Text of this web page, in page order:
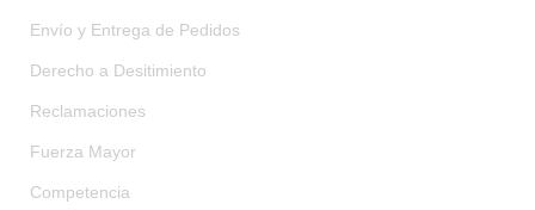
Envío y Entrega de Pedidos
Derecho a Desitimiento
Reclamaciones
Fuerza Mayor
Competencia